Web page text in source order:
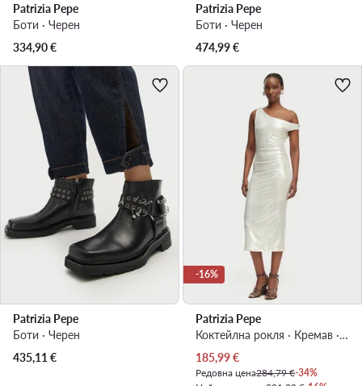
Patrizia Pepe
Боти · Черен
334,90€
Patrizia Pepe
Боти · Черен
474,99€
Patrizia Pepe
Боти · Черен
435,11 €
-16%
Patrizia Pepe
Коктейлна рокля · Кремав · Миди
Актуална цена
185,99€
Редовна цена284,79 €-34%